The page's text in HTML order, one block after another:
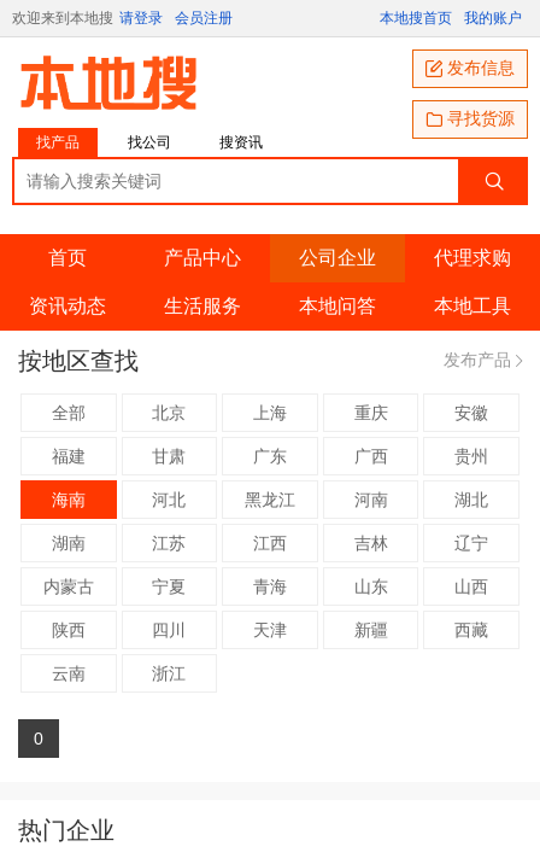
欢迎来到本地搜 请登录 会员注册 本地搜首页 我的账户
找产品 找公司 搜资讯
发布信息
寻找货源
首页 产品中心 公司企业 代理求购
资讯动态 生活服务 本地问答 本地工具
按地区查找 发布产品
全部 北京 上海 重庆 安徽
福建 甘肃 广东 广西 贵州
海南 河北 黑龙江 河南 湖北
湖南 江苏 江西 吉林 辽宁
内蒙古 宁夏 青海 山东 山西
陕西 四川 天津 新疆 西藏
云南 浙江
0
热门企业